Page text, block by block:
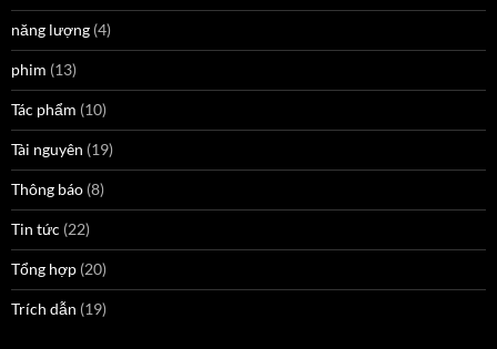
năng lượng (4)
phim (13)
Tác phẩm (10)
Tài nguyên (19)
Thông báo (8)
Tin tức (22)
Tổng hợp (20)
Trích dẫn (19)